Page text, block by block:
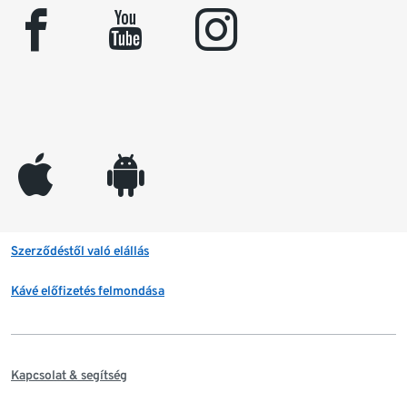
facebook youtube instagram
appleinc android
Szerződéstől való elállás
Kávé előfizetés felmondása
Kapcsolat & segítség